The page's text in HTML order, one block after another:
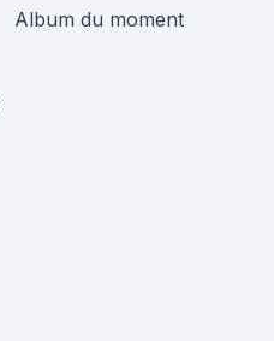
Album du moment